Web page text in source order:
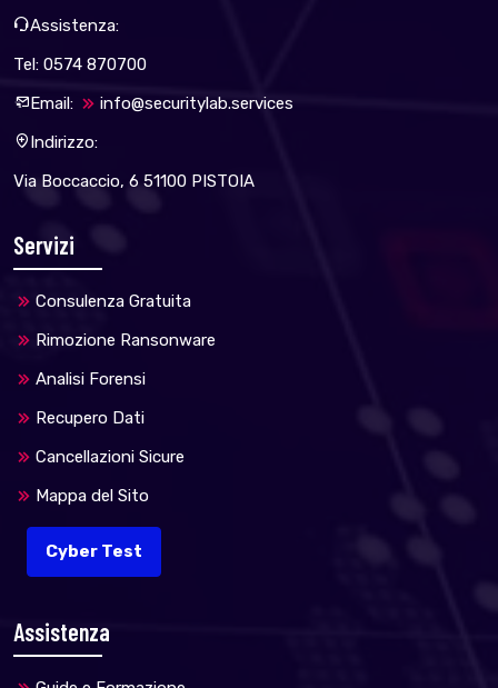
Assistenza:
Tel: 0574 870700
Email:
info@securitylab.services
Indirizzo:
Via Boccaccio, 6 51100 PISTOIA
Servizi
Consulenza Gratuita
Rimozione Ransonware
Analisi Forensi
Recupero Dati
Cancellazioni Sicure
Mappa del Sito
Cyber Test
Assistenza